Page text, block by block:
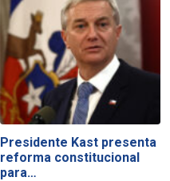
Presidente Kast presenta
reforma constitucional
para…